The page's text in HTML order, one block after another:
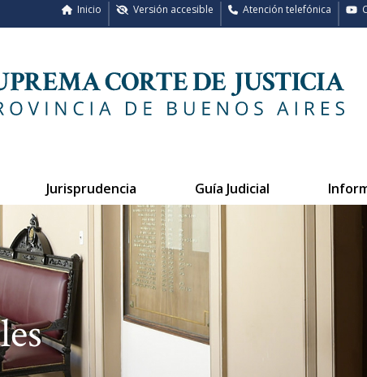
Atención telefónica
Versión accesible
Inicio
Jurisprudencia Guía Judicial